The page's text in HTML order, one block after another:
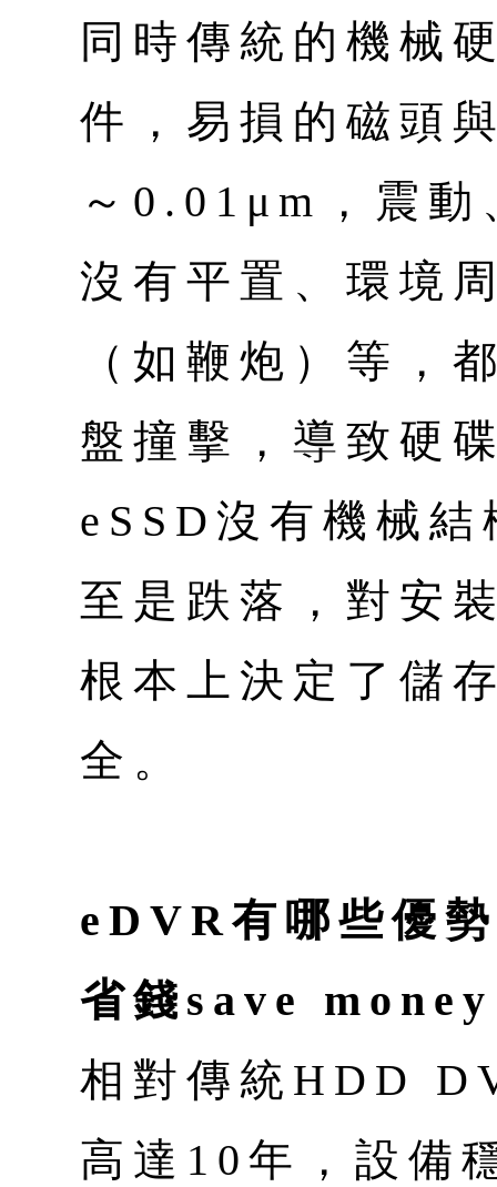
同時傳統的機械
件，易損的磁頭
～0.01μm，震
沒有平置、環境
（如鞭炮）等，
盤撞擊，導致硬
eSSD沒有機械
至是跌落，對安
根本上決定了儲
全。
eDVR有哪些優
省錢save money
相對傳統HDD
高達10年，設備